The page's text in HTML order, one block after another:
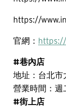
https://
官網：
#巷內店
地址：台北市
營業時間：週
#街上店